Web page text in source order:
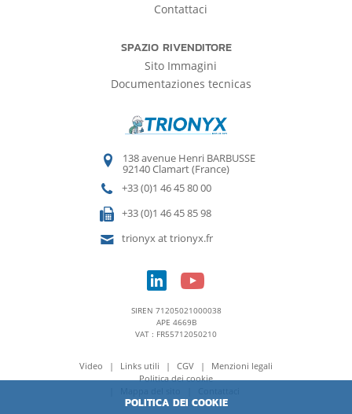
Contattaci
SPAZIO RIVENDITORE
Sito Immagini
Documentaziones tecnicas
138 avenue Henri BARBUSSE
92140 Clamart (France)
+33 (0)1 46 45 80 00
+33 (0)1 46 45 85 98
trionyx at trionyx.fr
SIREN 71205021000038
APE 4669B
VAT : FR55712050210
Video Links utili CGV
Menzioni legali
Politica dei cookie
POLITICA DEI COOKIE